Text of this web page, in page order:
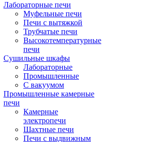
Лабораторные печи
Муфельные печи
Печи с вытяжкой
Трубчатые печи
Высокотемпературные
печи
Сушильные шкафы
Лабораторные
Промышленные
С вакуумом
Промышленные камерные
печи
Камерные
электропечи
Шахтные печи
Печи с выдвижным